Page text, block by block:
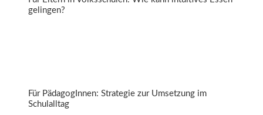
gelingen?
Für PädagogInnen: Strategie zur Umsetzung im
Schulalltag